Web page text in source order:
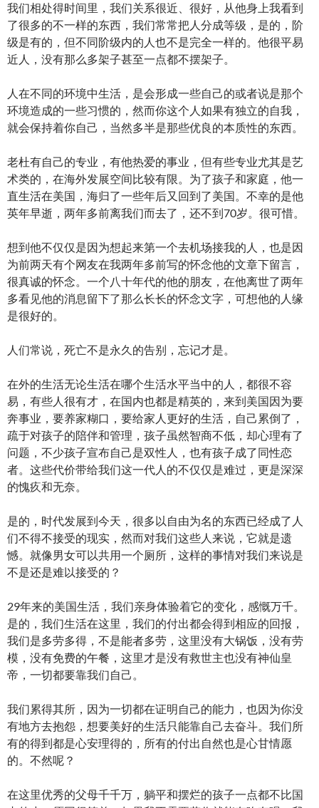
我们相处得时间里，我们关系很近、很好，从他身上我看到
了很多的不一样的东西，我们常常把人分成等级，是的，阶
级是有的，但不同阶级内的人也不是完全一样的。他很平易
近人，没有那么多架子甚至一点都不摆架子。
人在不同的环境中生活，是会形成一些自己的或者说是那个
环境造成的一些习惯的，然而你这个人如果有独立的自我，
就会保持着你自己，当然多半是那些优良的本质性的东西。
老杜有自己的专业，有他热爱的事业，但有些专业尤其是艺
术类的，在海外发展空间比较有限。为了孩子和家庭，他一
直生活在美国，海归了一些年后又回到了美国。不幸的是他
英年早逝，两年多前离我们而去了，还不到70岁。很可惜。
想到他不仅仅是因为想起来第一个去机场接我的人，也是因
为前两天有个网友在我两年多前写的怀念他的文章下留言，
很真诚的怀念。一个八十年代的他的朋友，在他离世了两年
多看见他的消息留下了那么长长的怀念文字，可想他的人缘
是很好的。
人们常说，死亡不是永久的告别，忘记才是。
在外的生活无论生活在哪个生活水平当中的人，都很不容
易，有些人很有才，在国内也都是精英的，来到美国因为要
奔事业，要养家糊口，要给家人更好的生活，自己累倒了，
疏于对孩子的陪伴和管理，孩子虽然智商不低，却心理有了
问题，不少孩子宣布自己是双性人，也有孩子成了同性恋
者。这些代价带给我们这一代人的不仅仅是难过，更是深深
的愧疚和无奈。
是的，时代发展到今天，很多以自由为名的东西已经成了人
们不得不接受的现实，然而对我们这些人来说，它就是遗
憾。就像男女可以共用一个厕所，这样的事情对我们来说是
不是还是难以接受的？
29年来的美国生活，我们亲身体验着它的变化，感慨万千。
是的，我们生活在这里，我们的付出都会得到相应的回报，
我们是多劳多得，不是能者多劳，这里没有大锅饭，没有劳
模，没有免费的午餐，这里才是没有救世主也没有神仙皇
帝，一切都要靠我们自己。
我们累得其所，因为一切都在证明自己的能力，也因为你没
有地方去抱怨，想要美好的生活只能靠自己去奋斗。我们所
有的得到都是心安理得的，所有的付出自然也是心甘情愿
的。不然呢？
在这里优秀的父母千千万，躺平和摆烂的孩子一点都不比国